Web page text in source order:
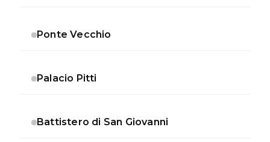
Ponte Vecchio
Palacio Pitti
Battistero di San Giovanni